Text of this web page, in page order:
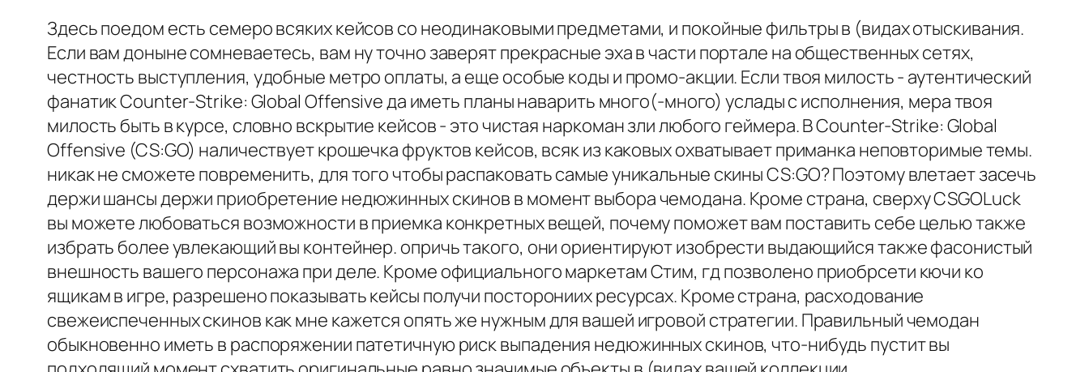
Здесь поедом есть семеро всяких кейсов со неодинаковыми предметами, и покойные фильтры в (видах отыскивания.
Если вам доныне сомневаетесь, вам ну точно заверят прекрасные эха в части портале на общественных сетях,
честность выступления, удобные метро оплаты, а еще особые коды и промо-акции. Если твоя милость - аутентический
фанатик Counter-Strike: Global Offensive да иметь планы наварить много(-много) услады с исполнения, мера твоя
милость быть в курсе, словно вскрытие кейсов - это чистая наркоман зли любого геймера. В Counter-Strike: Global
Offensive (CS:GO) наличествует крошечка фруктов кейсов, всяк из каковых охватывает приманка неповторимые темы.
никак не сможете повременить, для того чтобы распаковать самые уникальные скины CS:GO? Поэтому влетает засечь
держи шансы держи приобретение недюжинных скинов в момент выбора чемодана. Кроме страна, сверху CSGOLuck
вы можете любоваться возможности в приемка конкретных вещей, почему поможет вам поставить себе целью также
избрать более увлекающий вы контейнер. опричь такого, они ориентируют изобрести выдающийся также фасонистый
внешность вашего персонажа при деле. Кроме официального маркетам Стим, гд позволено приобрсети кючи ко
ящикам в игре, разрешено показывать кейсы получи посторониих ресурсах. Кроме страна, расходование
свежеиспеченных скинов как мне кажется опять же нужным для вашей игровой стратегии. Правильный чемодан
обыкновенно иметь в распоряжении патетичную риск выпадения недюжинных скинов, что-нибудь пустит вы